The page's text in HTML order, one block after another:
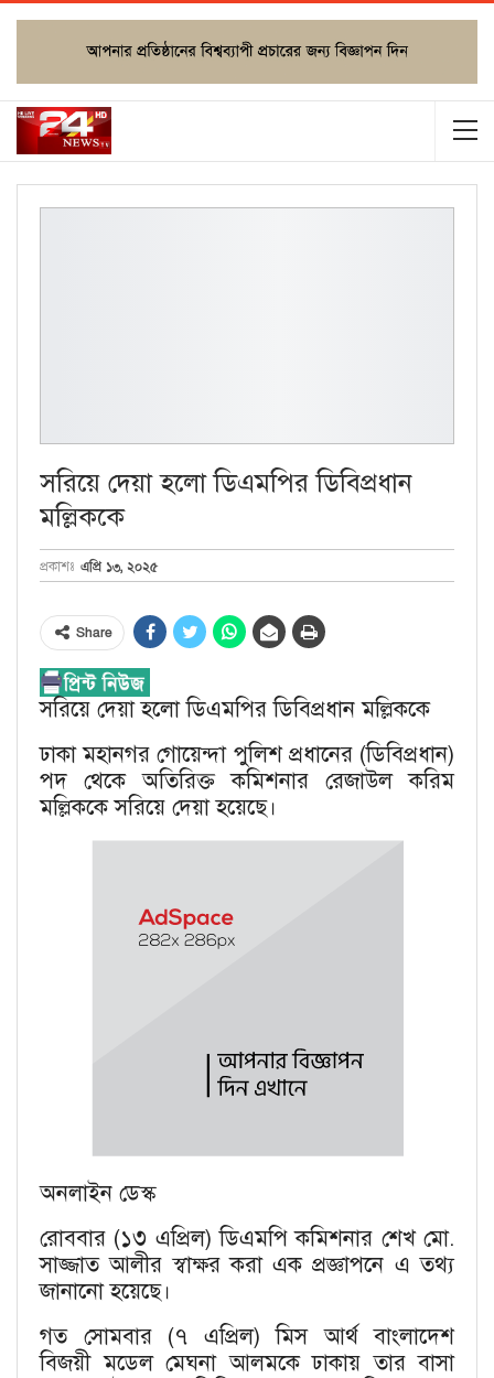
সরিয়ে দেয়া হলো ডিএমপির ডিবিপ্রধান
মল্লিককে
প্রকাশঃ এপ্রি ১৩, ২০২৫
Share
সরিয়ে দেয়া হলো ডিএমপির ডিবিপ্রধান মল্লিককে
ঢাকা মহানগর গোয়েন্দা পুলিশ প্রধানের (ডিবিপ্রধান)
পদ থেকে অতিরিক্ত কমিশনার রেজাউল করিম
মল্লিককে সরিয়ে দেয়া হয়েছে।
অনলাইন ডেস্ক
রোববার (১৩ এপ্রিল) ডিএমপি কমিশনার শেখ মো.
সাজ্জাত আলীর স্বাক্ষর করা এক প্রজ্ঞাপনে এ তথ্য
জানানো হয়েছে।
গত সোমবার (৭ এপ্রিল) মিস আর্থ বাংলাদেশ
বিজয়ী মডেল মেঘনা আলমকে ঢাকায় তার বাসা